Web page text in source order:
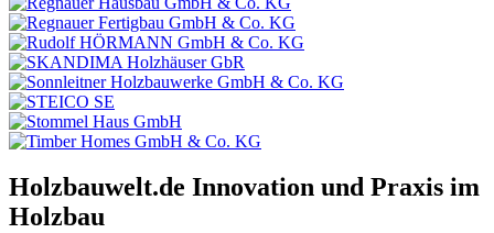
Holzbauwelt.de Innovation und Praxis im
Holzbau